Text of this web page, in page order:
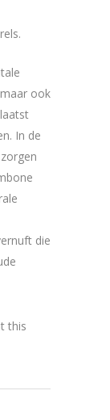
ook
In de
die
this